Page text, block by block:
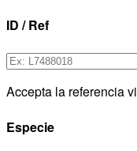
ID / Ref
Accepta la referencia
Especie